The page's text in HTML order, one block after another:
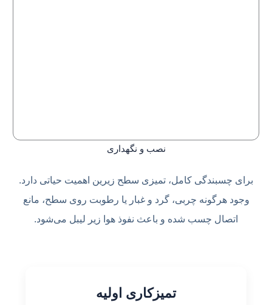
نصب و نگهداری
برای چسبندگی کامل، تمیزی سطح زیرین اهمیت حیاتی دارد.
وجود هرگونه چربی، گرد و غبار یا رطوبت روی سطح، مانع
اتصال چسب شده و باعث نفوذ هوا زیر لیبل می‌شود.
تمیزکاری اولیه